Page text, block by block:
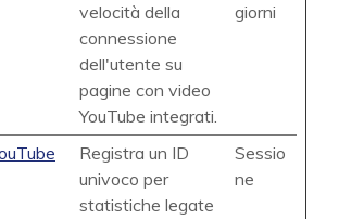
velocità della
connessione
dell'utente su
pagine con video
YouTube integrati.
giorni
Registra un ID
univoco per
statistiche legate
Sessio
ne